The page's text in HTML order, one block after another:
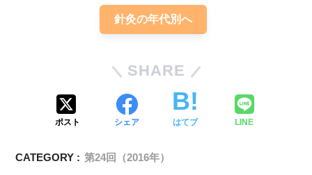
針灸の年代別へ
SHARE
ポスト シェア はてブ LINE
CATEGORY : 第24回（2016年）